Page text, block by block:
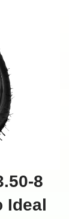
8
Ideal